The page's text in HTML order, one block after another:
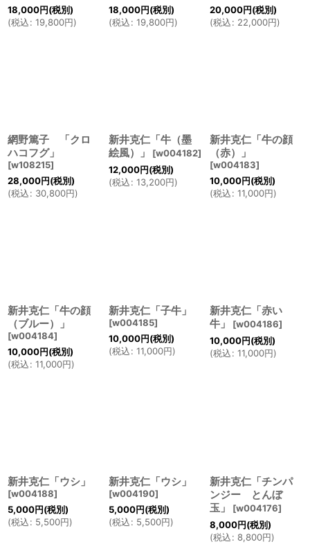
18,000円(税別)
(税込: 19,800円)
18,000円(税別)
(税込: 19,800円)
20,000円(税別)
(税込: 22,000円)
網野篤子 「クロ
ハコフグ」
[w108215]
28,000円(税別)
(税込: 30,800円)
新井克仁「牛（墨
絵風）」
[w004182]
12,000円(税別)
(税込: 13,200円)
新井克仁「牛の顔
（赤）」
[w004183]
10,000円(税別)
(税込: 11,000円)
新井克仁「牛の顔
（ブルー）」
[w004184]
10,000円(税別)
(税込: 11,000円)
新井克仁「子牛」
[w004185]
10,000円(税別)
(税込: 11,000円)
新井克仁「赤い
牛」
[w004186]
10,000円(税別)
(税込: 11,000円)
新井克仁「ウシ」
[w004188]
5,000円(税別)
(税込: 5,500円)
新井克仁「ウシ」
[w004190]
5,000円(税別)
(税込: 5,500円)
新井克仁「チンパ
ンジー とんぼ
玉」
[w004176]
8,000円(税別)
(税込: 8,800円)